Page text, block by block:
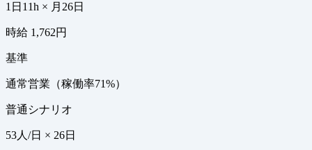
1日11h × 月26日
時給 1,762円
基準
通常営業（稼働率71%）
普通シナリオ
53人/日 × 26日